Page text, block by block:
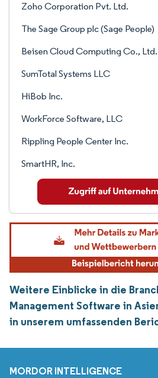
Zoho Corporation Pvt. Ltd.
The Sage Group plc (Sage People)
Beisen Cloud Computing Co., Ltd.
SumTotal Systems LLC
HiBob Inc.
WorkForce Software, LLC
Rippling People Center Inc.
SmartHR, Inc.
Weitere Einblicke in die
Management Software in
in unserem umfassenden
MORDOR INTELLIGENCE